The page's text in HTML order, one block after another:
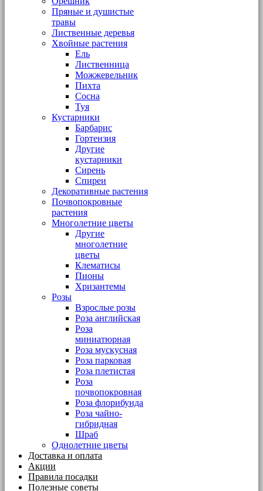
Пряные и душистые
травы
Лиственные деревья
Хвойные растения
Ель
Лиственница
Можжевельник
Пихта
Сосна
Туя
Кустарники
Барбарис
Гортензия
Другие
кустарники
Сирень
Спиреи
Декоративные растения
Почвопокровные
растения
Многолетние цветы
Другие
многолетние
цветы
Клематисы
Пионы
Хризантемы
Розы
Взрослые розы
Роза английская
Роза
миниатюрная
Роза мускусная
Роза парковая
Роза плетистая
Роза
почвопокровная
Роза флорибунда
Роза чайно-
гибридная
Шраб
Однолетние цветы
Доставка и оплата
Акции
Правила посадки
Полезные советы